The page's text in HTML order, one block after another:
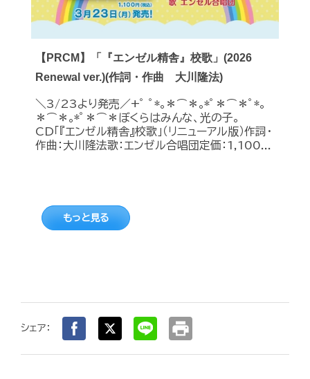
【PRCM】「『エンゼル精舎』校歌」(2026
Renewal ver.)(作詞・作曲 大川隆法)
＼3/23より発売／+ﾟ ﾟ*｡＊⌒＊｡*ﾟ＊⌒＊ﾟ*｡
＊⌒＊｡*ﾟ＊⌒＊ぼくらはみんな、光の子。
CD「『エンゼル精舎』校歌」（リニューアル版）作詞・
作曲：大川隆法歌：エンゼル合唱団定価：1,100...
もっと見る
シェア： print